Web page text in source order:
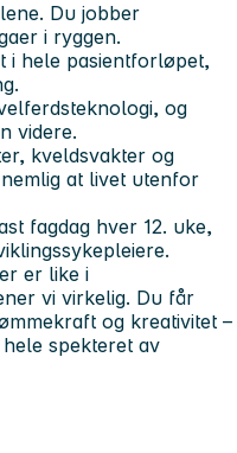
Du jobber
i ryggen.
i hele pasientforløpet,
og
videre.
kveldsvakter og
at livet utenfor
fagdag hver 12. uke,
er like i
vi virkelig. Du får
og kreativitet –
spekteret av